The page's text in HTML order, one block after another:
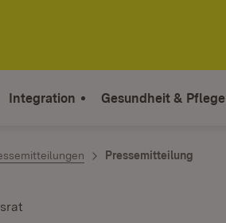
Integration Gesundheit & Pflege
Pressemitteilung